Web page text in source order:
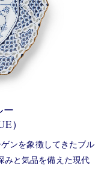
ー
）
ンを象徴してきたブル
みと気品を備えた現代